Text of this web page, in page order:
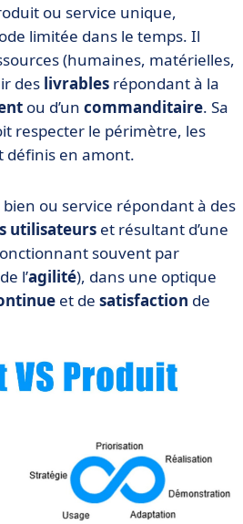
ou service unique,
limitée dans le temps. Il
(humaines, matérielles,
des livrables répondant à la
ou d’un commanditaire. Sa
respecter le périmètre, les
définis en amont.
ou service répondant à des
utilisateurs et résultant d’une
souvent par
l’agilité), dans une optique
et de satisfaction de